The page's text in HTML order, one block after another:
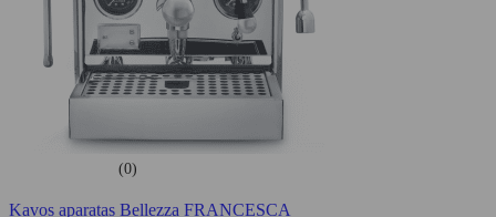
(0)
Kavos aparatas Bellezza FRANCESCA